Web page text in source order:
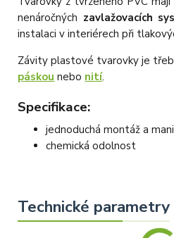
nenáročných zavlažovacích
instalaci v interiérech při
Závity plastové tvarovky je
páskou nebo nití.
Specifikace:
jednoduchá montáž a
chemická odolnost